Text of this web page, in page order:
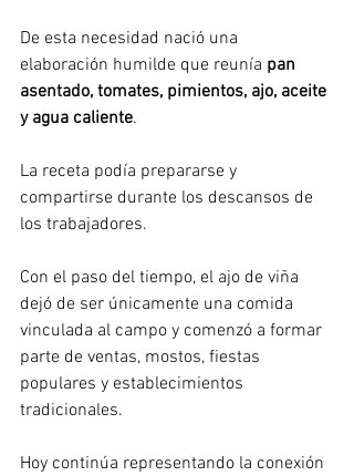
De esta necesidad nació una
elaboración humilde que reunía pan
asentado, tomates, pimientos, ajo, aceite
y agua caliente.
La receta podía prepararse y
compartirse durante los descansos de
los trabajadores.
Con el paso del tiempo, el ajo de viña
dejó de ser únicamente una comida
vinculada al campo y comenzó a formar
parte de ventas, mostos, fiestas
populares y establecimientos
tradicionales.
Hoy continúa representando la conexión